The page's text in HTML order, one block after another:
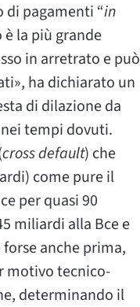
di pagamenti “in
la più grande
in arretrato e può
ha dichiarato un
di dilazione da
tempi dovuti.
cross default) che
come pure il
per quasi 90
miliardi alla Bce e
anche prima,
motivo tecnico-
determinando il